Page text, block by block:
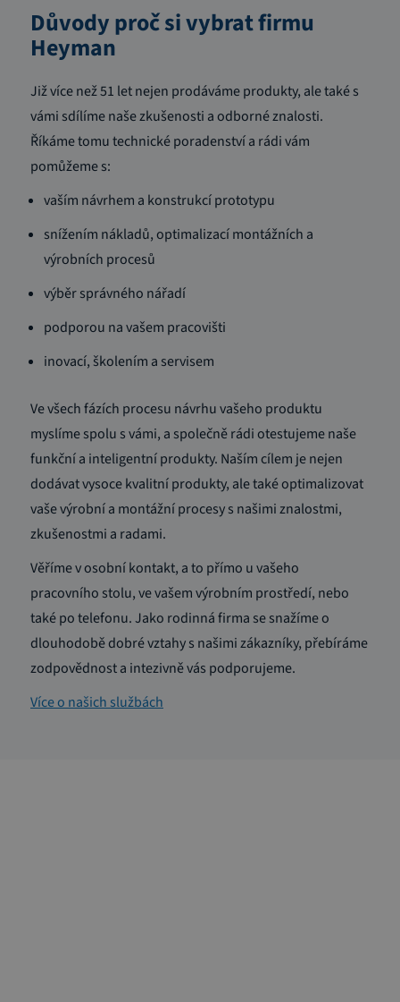
Důvody proč si vybrat firmu
Heyman
Již více než 51 let nejen prodáváme produkty, ale také s
vámi sdílíme naše zkušenosti a odborné znalosti.
Říkáme tomu technické poradenství a rádi vám
pomůžeme s:
vaším návrhem a konstrukcí prototypu
snížením nákladů, optimalizací montážních a
výrobních procesů
výběr správného nářadí
podporou na vašem pracovišti
inovací, školením a servisem
Ve všech fázích procesu návrhu vašeho produktu
myslíme spolu s vámi, a společně rádi otestujeme naše
funkční a inteligentní produkty. Naším cílem je nejen
dodávat vysoce kvalitní produkty, ale také optimalizovat
vaše výrobní a montážní procesy s našimi znalostmi,
zkušenostmi a radami.
Věříme v osobní kontakt, a to přímo u vašeho
pracovního stolu, ve vašem výrobním prostředí, nebo
také po telefonu. Jako rodinná firma se snažíme o
dlouhodobě dobré vztahy s našimi zákazníky, přebíráme
zodpovědnost a intezivně vás podporujeme.
Více o našich službách